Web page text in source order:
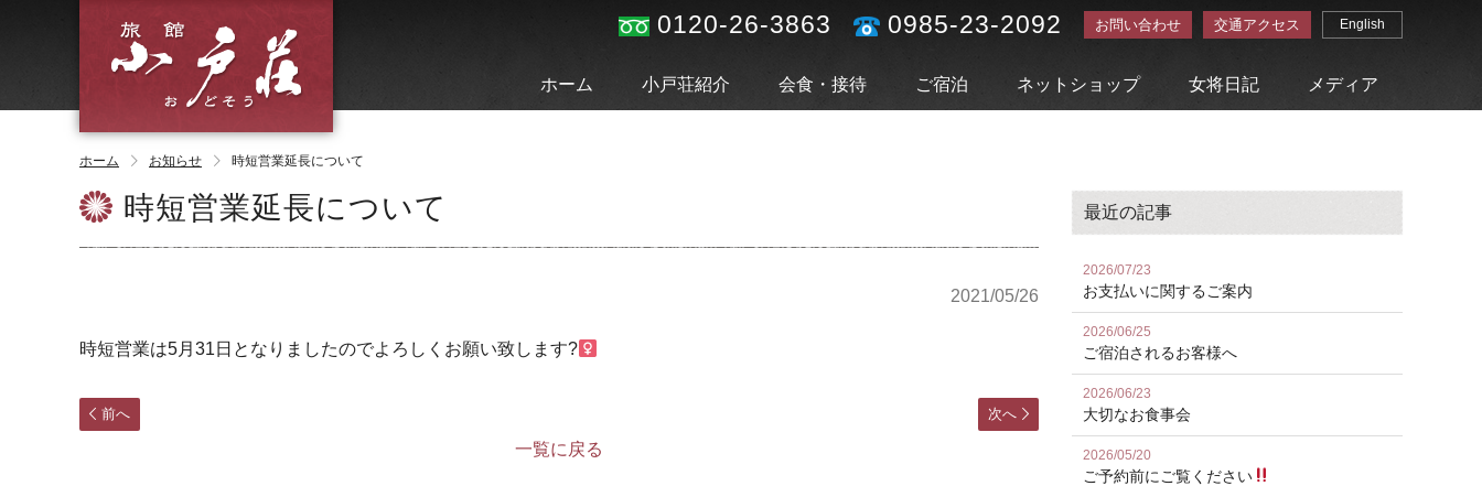
0120-26-3863 0985-23-2092 お問い合わせ 交通アクセス English
ホーム 小戸荘紹介 会食・接待 ご宿泊 ネットショップ 女将日記 メディア
ホーム お知らせ 時短営業延長について
時短営業延長について
2021/05/26
時短営業は5月31日となりましたのでよろしくお願い致します?‍
次へ
前へ
一覧に戻る
最近の記事
2026/07/23
お⽀払いに関するご案内
2026/06/25
ご宿泊されるお客様へ
2026/06/23
大切なお食事会
2026/05/20
ご予約前にご覧ください